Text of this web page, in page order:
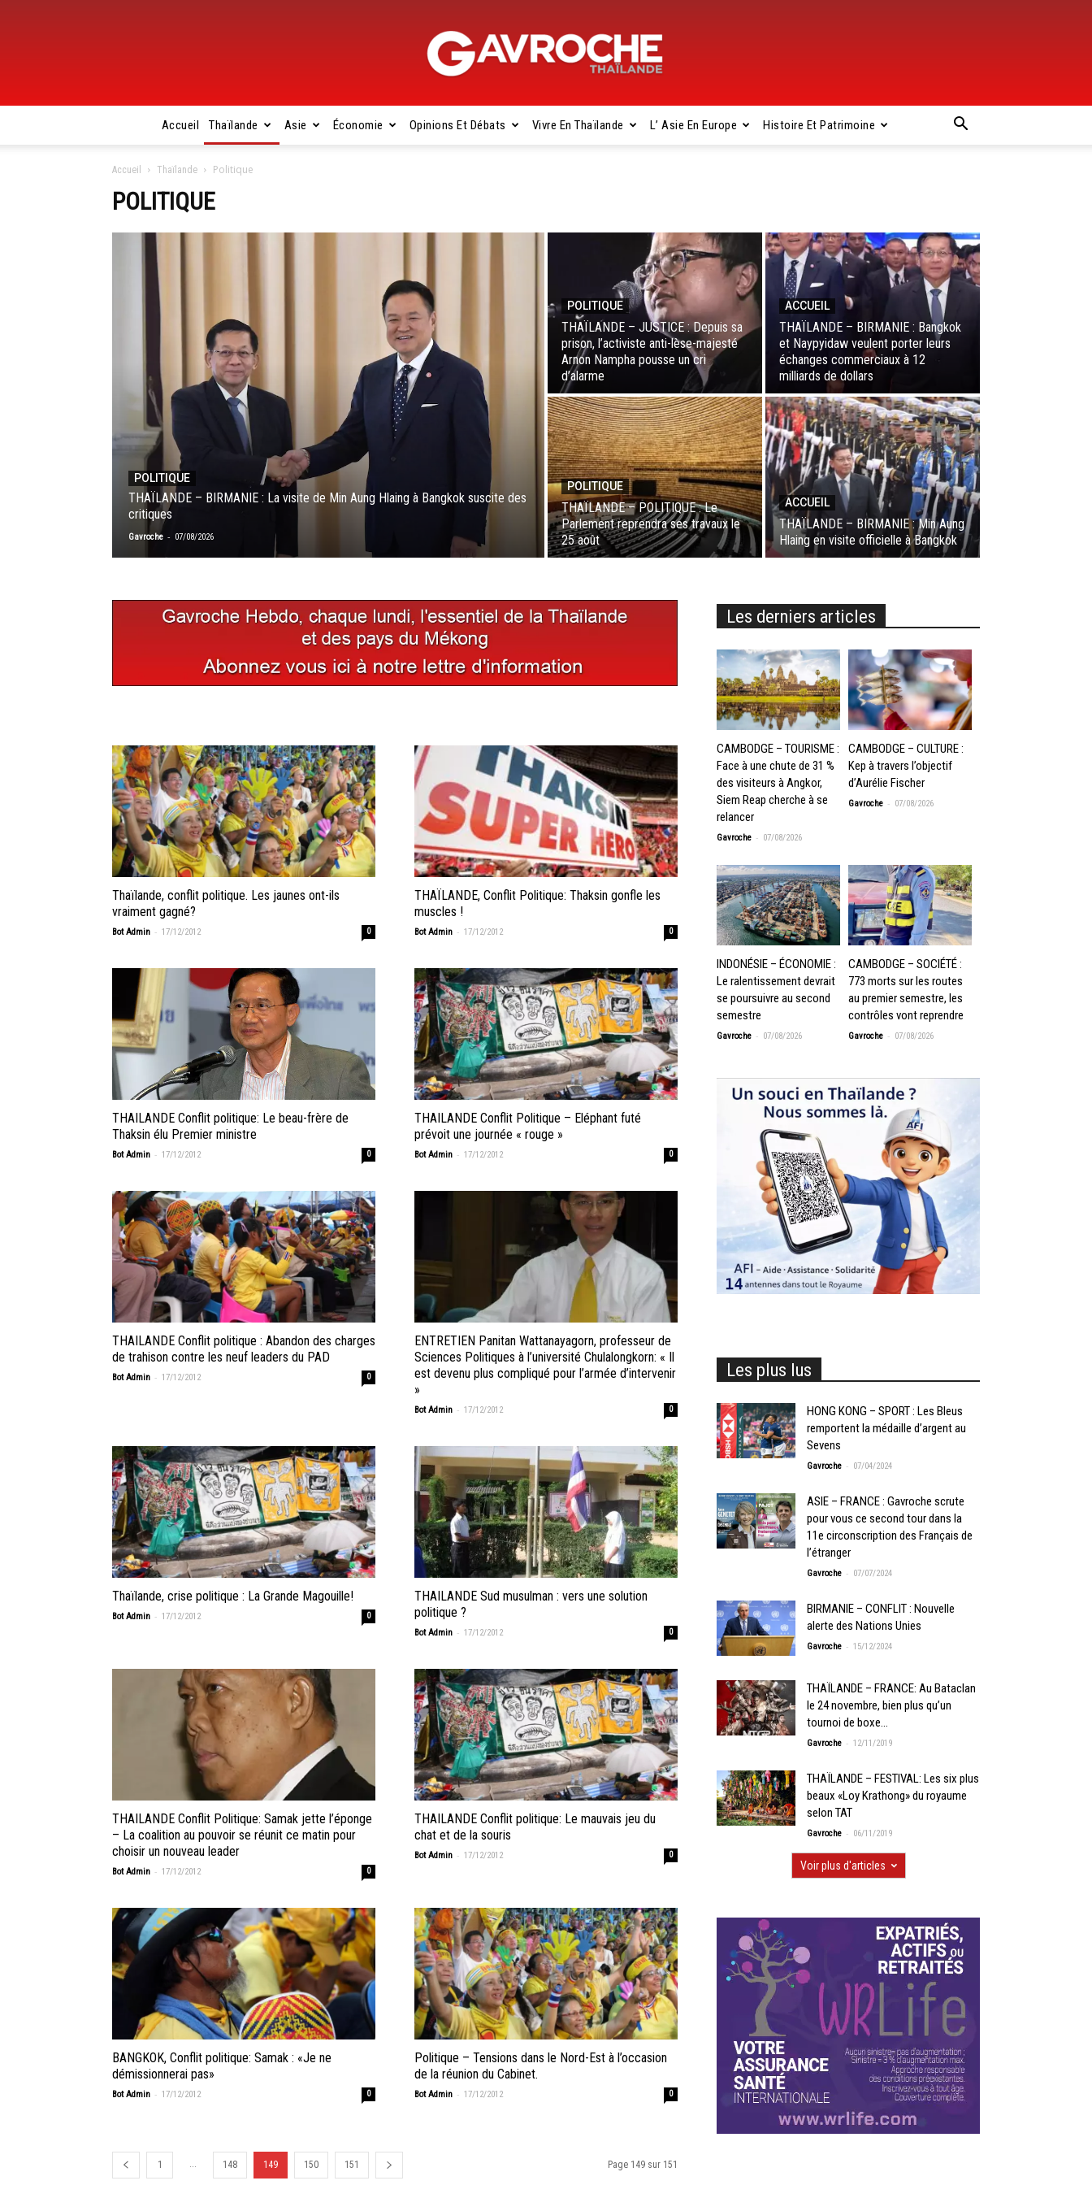
Gavroche
Thaïlande
Accueil Thaïlande Asie Économie Opinions Et Débats Vivre En Thaïlande L’ Asie En Europe Histoire Et Patrimoine
Accueil Thaïlande Politique
POLITIQUE
POLITIQUE
THAÏLANDE – BIRMANIE : La visite de Min Aung Hlaing à Bangkok suscite des
critiques
Gavroche - 07/08/2026
POLITIQUE
THAÏLANDE – JUSTICE : Depuis sa
prison, l’activiste anti-lèse-majesté
Arnon Nampha pousse un cri
d’alarme
ACCUEIL
THAÏLANDE – BIRMANIE : Bangkok
et Naypyidaw veulent porter leurs
échanges commerciaux à 12
milliards de dollars
POLITIQUE
THAÏLANDE – POLITIQUE : Le
Parlement reprendra ses travaux le
25 août
ACCUEIL
THAÏLANDE – BIRMANIE : Min Aung
Hlaing en visite officielle à Bangkok
Thaïlande, conflit politique. Les jaunes ont-ils
vraiment gagné?
Bot Admin - 17/12/2012 0
THAÏLANDE, Conflit Politique: Thaksin gonfle les
muscles !
Bot Admin - 17/12/2012 0
THAILANDE Conflit politique: Le beau-frère de
Thaksin élu Premier ministre
Bot Admin - 17/12/2012 0
THAILANDE Conflit Politique – Eléphant futé
prévoit une journée « rouge »
Bot Admin - 17/12/2012 0
THAILANDE Conflit politique : Abandon des charges
de trahison contre les neuf leaders du PAD
Bot Admin - 17/12/2012 0
ENTRETIEN Panitan Wattanayagorn, professeur de
Sciences Politiques à l’université Chulalongkorn: « Il
est devenu plus compliqué pour l’armée d’intervenir
»
Bot Admin - 17/12/2012 0
Thaïlande, crise politique : La Grande Magouille!
Bot Admin - 17/12/2012 0
THAILANDE Sud musulman : vers une solution
politique ?
Bot Admin - 17/12/2012 0
THAILANDE Conflit Politique: Samak jette l’éponge
– La coalition au pouvoir se réunit ce matin pour
choisir un nouveau leader
Bot Admin - 17/12/2012 0
THAILANDE Conflit politique: Le mauvais jeu du
chat et de la souris
Bot Admin - 17/12/2012 0
BANGKOK, Conflit politique: Samak : «Je ne
démissionnerai pas»
Bot Admin - 17/12/2012 0
Politique – Tensions dans le Nord-Est à l’occasion
de la réunion du Cabinet.
Bot Admin - 17/12/2012 0
1 ... 148 149 150 151 Page 149 sur 151
Les derniers articles
CAMBODGE – TOURISME :
Face à une chute de 31 %
des visiteurs à Angkor,
Siem Reap cherche à se
relancer
Gavroche - 07/08/2026
CAMBODGE – CULTURE :
Kep à travers l’objectif
d’Aurélie Fischer
Gavroche - 07/08/2026
INDONÉSIE – ÉCONOMIE :
Le ralentissement devrait
se poursuivre au second
semestre
Gavroche - 07/08/2026
CAMBODGE – SOCIÉTÉ :
773 morts sur les routes
au premier semestre, les
contrôles vont reprendre
Gavroche - 07/08/2026
Les plus lus
HONG KONG – SPORT : Les Bleus
remportent la médaille d’argent au
Sevens
Gavroche - 07/04/2024
ASIE – FRANCE : Gavroche scrute
pour vous ce second tour dans la
11e circonscription des Français de
l’étranger
Gavroche - 07/07/2024
BIRMANIE – CONFLIT : Nouvelle
alerte des Nations Unies
Gavroche - 15/12/2024
THAÏLANDE – FRANCE: Au Bataclan
le 24 novembre, bien plus qu’un
tournoi de boxe…
Gavroche - 12/11/2019
THAÏLANDE – FESTIVAL: Les six plus
beaux «Loy Krathong» du royaume
selon TAT
Gavroche - 06/11/2019
Voir plus d'articles